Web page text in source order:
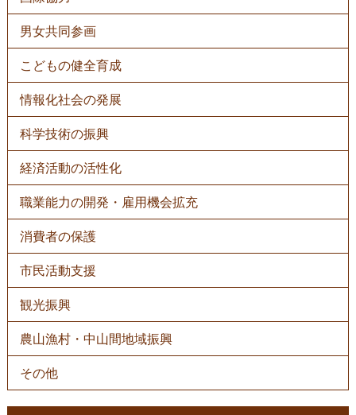
男女共同参画
こどもの健全育成
情報化社会の発展
科学技術の振興
経済活動の活性化
職業能力の開発・雇用機会拡充
消費者の保護
市民活動支援
観光振興
農山漁村・中山間地域振興
その他